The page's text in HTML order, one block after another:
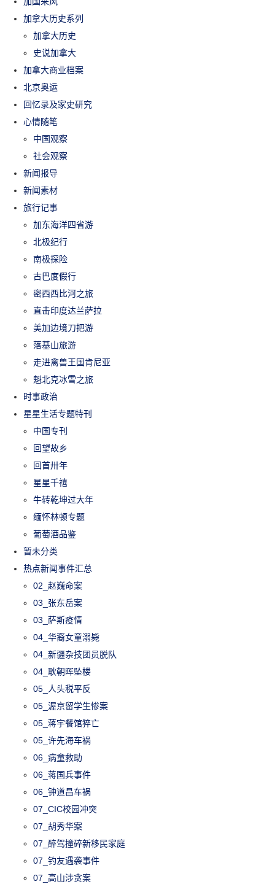
加拿大历史系列
加拿大历史
史说加拿大
加拿大商业档案
北京奥运
回忆录及家史研究
心情随笔
中国观察
社会观察
新闻报导
新闻素材
旅行记事
加东海洋四省游
北极纪行
南极探险
古巴度假行
密西西比河之旅
直击印度达兰萨拉
美加边境刀把游
落基山旅游
走进禽兽王国肯尼亚
魁北克冰雪之旅
时事政治
星星生活专题特刊
中国专刊
回望故乡
回首卅年
星星千禧
牛转乾坤过大年
缅怀林顿专题
葡萄酒品鉴
暂未分类
热点新闻事件汇总
02_赵巍命案
03_张东岳案
03_萨斯疫情
04_华裔女童溺毙
04_新疆杂技团员脱队
04_耿朝晖坠楼
05_人头税平反
05_渥京留学生惨案
05_蒋宇餐馆猝亡
05_许先海车祸
06_病童救助
06_蒋国兵事件
06_钟道昌车祸
07_CIC校园冲突
07_胡秀华案
07_醉驾撞碎新移民家庭
07_钓友遇袭事件
07_高山涉贪案